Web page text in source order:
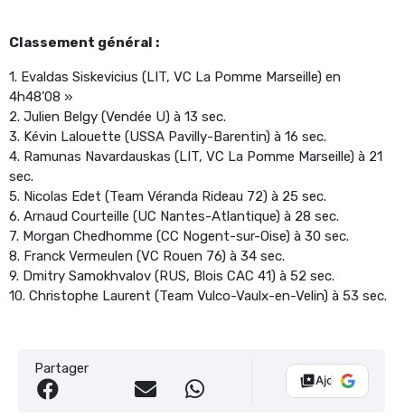
Classement général :
1. Evaldas Siskevicius (LIT, VC La Pomme Marseille) en
4h48’08 »
2. Julien Belgy (Vendée U) à 13 sec.
3. Kévin Lalouette (USSA Pavilly-Barentin) à 16 sec.
4. Ramunas Navardauskas (LIT, VC La Pomme Marseille) à 21
sec.
5. Nicolas Edet (Team Véranda Rideau 72) à 25 sec.
6. Arnaud Courteille (UC Nantes-Atlantique) à 28 sec.
7. Morgan Chedhomme (CC Nogent-sur-Oise) à 30 sec.
8. Franck Vermeulen (VC Rouen 76) à 34 sec.
9. Dmitry Samokhvalov (RUS, Blois CAC 41) à 52 sec.
10. Christophe Laurent (Team Vulco-Vaulx-en-Velin) à 53 sec.
Partager
Ajouter Vélo